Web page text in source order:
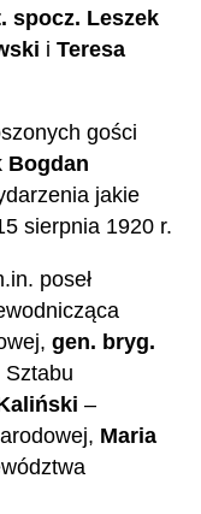
spocz. Leszek
i Teresa
gości
Bogdan
jakie
sierpnia 1920 r.
poseł
gen. bryg.
–
Maria